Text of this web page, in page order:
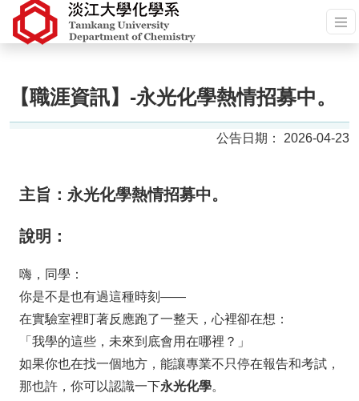
【職涯資訊】-永光化學熱情招募中。
2026-04-23
主旨：永光化學熱情招募中。
說明：
嗨，同學：
你是不是也有過這種時刻——
在實驗室裡盯著反應跑了一整天，心裡卻在想：
「我學的這些，未來到底會用在哪裡？」
如果你也在找一個地方，能讓專業不只停在報告和考試，
那也許，你可以認識一下永光化學。